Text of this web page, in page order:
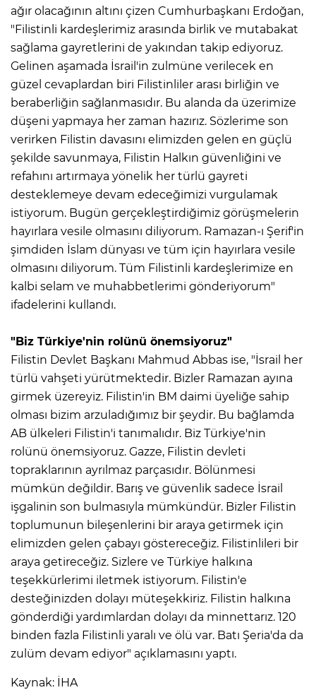
ağır olacağının altını çizen Cumhurbaşkanı Erdoğan,
"Filistinli kardeşlerimiz arasında birlik ve mutabakat
sağlama gayretlerini de yakından takip ediyoruz.
Gelinen aşamada İsrail'in zulmüne verilecek en
güzel cevaplardan biri Filistinliler arası birliğin ve
beraberliğin sağlanmasıdır. Bu alanda da üzerimize
düşeni yapmaya her zaman hazırız. Sözlerime son
verirken Filistin davasını elimizden gelen en güçlü
şekilde savunmaya, Filistin Halkın güvenliğini ve
refahını artırmaya yönelik her türlü gayreti
desteklemeye devam edeceğimizi vurgulamak
istiyorum. Bugün gerçekleştirdiğimiz görüşmelerin
hayırlara vesile olmasını diliyorum. Ramazan-ı Şerif'in
şimdiden İslam dünyası ve tüm için hayırlara vesile
olmasını diliyorum. Tüm Filistinli kardeşlerimize en
kalbi selam ve muhabbetlerimi gönderiyorum"
ifadelerini kullandı.
"Biz Türkiye'nin rolünü önemsiyoruz"
Filistin Devlet Başkanı Mahmud Abbas ise, "İsrail her
türlü vahşeti yürütmektedir. Bizler Ramazan ayına
girmek üzereyiz. Filistin'in BM daimi üyeliğe sahip
olması bizim arzuladığımız bir şeydir. Bu bağlamda
AB ülkeleri Filistin'i tanımalıdır. Biz Türkiye'nin
rolünü önemsiyoruz. Gazze, Filistin devleti
topraklarının ayrılmaz parçasıdır. Bölünmesi
mümkün değildir. Barış ve güvenlik sadece İsrail
işgalinin son bulmasıyla mümkündür. Bizler Filistin
toplumunun bileşenlerini bir araya getirmek için
elimizden gelen çabayı göstereceğiz. Filistinlileri bir
araya getireceğiz. Sizlere ve Türkiye halkına
teşekkürlerimi iletmek istiyorum. Filistin'e
desteğinizden dolayı müteşekkiriz. Filistin halkına
gönderdiği yardımlardan dolayı da minnettarız. 120
binden fazla Filistinli yaralı ve ölü var. Batı Şeria'da da
zulüm devam ediyor" açıklamasını yaptı.
Kaynak: İHA